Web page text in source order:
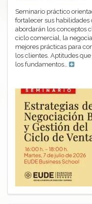
Seminario práctico
fortalecer sus habilidades
abordarán los conceptos
ciclo comercial, la
mejores prácticas para
los clientes. Aptitudes
los fundamentos…